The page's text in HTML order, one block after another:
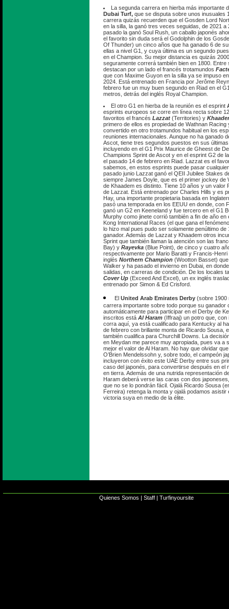
La segunda carrera en hierba más importante
Dubai Turf, que se disputa sobre unos inusuales
carrera quizás recuerden que el Gosden Lord
en la silla, la ganó tres veces seguidas, de 2021 a
pasado la ganó Soul Rush, un caballo japonés
el favorito sin duda será el Godolphin de los
Of Thunder) un cinco años que ha ganado 6 de
ellas a nivel G1, y cuya última es un segundo
en el Champion. Su mejor distancia es quizás
seguramente correrá también bien en 1800. Entre
destacan por un lado el francés trotamundos
que con Maxime Guyon en la silla ya se impuso
2024. Está entrenado en Francia por Jerôme
febrero fue un muy buen segundo en Riad en el
metros, detrás del inglés Royal Champion.
El otro G1 en hierba de la reunión es el esprint
esprints europeos se corre en línea recta sobre
favoritos el francés Lazzat (Territories) y
primero de ellos es propiedad de Wathnan Racing
convertido en otro trotamundos habitual en los
reuniones internacionales. Aunque no ha ganado
Ascot, tiene tres segundos puestos en sus
incluyendo en el G1 Prix Maurice de Gheest de
Champions Sprint de Ascot y en el esprint G2 de
el pasado 14 de febrero en Riad. Lazzat es el
sabemos, en estos esprints puede pasar
pasado junio Lazzat ganó el QEII Jubilee Stakes
siempre James Doyle, que es el primer jockey de
de Khaadem es distinto. Tiene 10 años y un valor
de Lazzat. Está entrenado por Charles Hills y es
Hay, una importante propietaria basada en
pasó una temporada en los EEUU en donde, con
ganó un G2 en Keeneland y fue tercero en el G1
Murphy como jinete corrió también a fin de año en
Kong International Races (el que gana el
lo hizo mal pues pudo ser solamente penúltimo de
ganador. Además de Lazzat y Khaadem otros
Sprint que también llaman la atención son las
Bay) y Rayevka (Blue Point), de cinco y cuatro
respectivamente por Mario Baratti y Francis-
inglés Northern Champion (Wootton Basset)
Walker y ha pasado el invierno en Dubai, en
salidas, en carreras de condición. De los locales
Cover Up (Exceed And Excel), un ex inglés
entrenado por Simon & Ed Crisford.
El United Arab Emirates Derby (sobre 1900
carrera importante sobre todo porque su ganador
automáticamente para participar en el Derby de
inscritos está Al Haram (Iffraaj) un potro que, con
corra aquí, ya está cualificado para Kentucky al
de febrero con brillante monta de Ricardo Sousa,
también cualifica para Churchill Downs. La
en Meydan me parece muy apropiada, pues va a
mejor el valor de Al Haram. No hay que olvidar
O’Brien Mendelssohn y, sobre todo, el campeón
incluyeron con éxito este UAE Derby entre sus
caso del japonés, para convertirse después en el
en tierra. Además de una nutrida representación
Haram deberá verse las caras con dos
que no se lo pondrán fácil. Ojalá Ricardo Sousa
Ferreira) retenga la monta y ojalá podamos asistir
victoria suya en medio de la élite.
Quienes Somos | Staff | Turfinyoursite